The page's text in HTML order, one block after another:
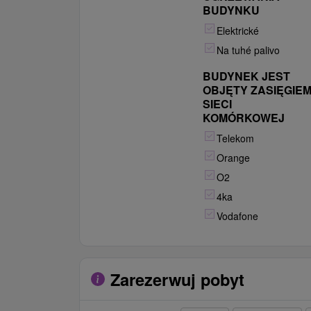
BUDYNKU
Elektrické
Na tuhé palivo
BUDYNEK JEST
OBJĘTY
SIECI
KOMÓRKOWEJ
Telekom
Orange
O2
4ka
Vodafone
Zarezerwuj pobyt